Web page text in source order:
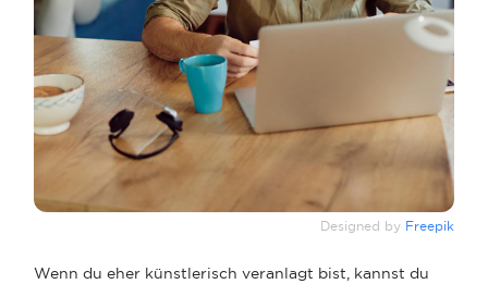
Designed by Freepik
Wenn du eher künstlerisch veranlagt bist, kannst du